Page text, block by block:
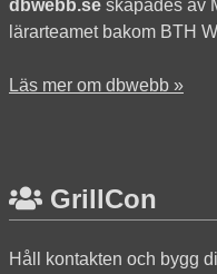
dbwebb.seskapades av
lärarteamet bakom BTH
Läs mer om dbwebb »
GrillCon
Håll kontakten och bygg